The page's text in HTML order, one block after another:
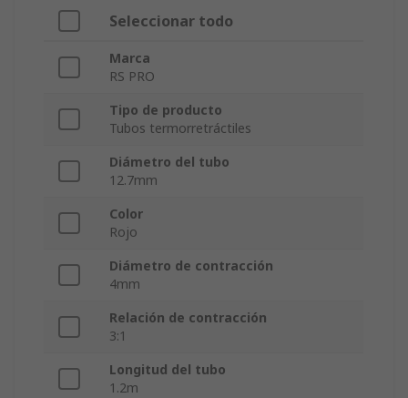
Seleccionar todo
Marca
RS PRO
Tipo de producto
Tubos termorretráctiles
Diámetro del tubo
12.7mm
Color
Rojo
Diámetro de contracción
4mm
Relación de contracción
3:1
Longitud del tubo
1.2m